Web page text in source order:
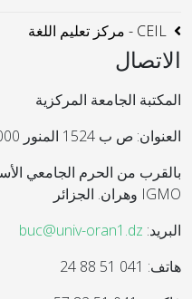
CEIL - مركز تعليم اللغة
الاتصال
المكتبة الجامعة المركزية
العنوان: ص ب 1524 المنور 31000 وهران
بالقرب من الحرم الجامعي
IGMO وهران. الجزائر
البريد: buc@univ-oran1.dz
هاتف: 041 51 88 24